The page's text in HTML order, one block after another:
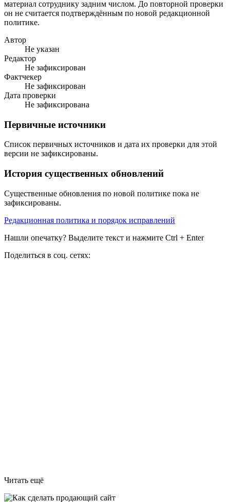
материал сотруднику задним числом. До повторной проверки
он не считается подтверждённым по новой редакционной
политике.
Автор
Не указан
Редактор
Не зафиксирован
Фактчекер
Не зафиксирован
Дата проверки
Не зафиксирована
Первичные источники
Список первичных источников и дата их проверки для этой
версии не зафиксированы.
История существенных обновлений
Существенные обновления по новой политике пока не
зафиксированы.
Редакционная политика и порядок исправлений
Нашли опечатку? Выделите текст и нажмите Ctrl + Enter
Поделиться в соц. сетях:
Читать ещё